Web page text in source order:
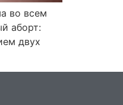
во всем
аборт:
двух